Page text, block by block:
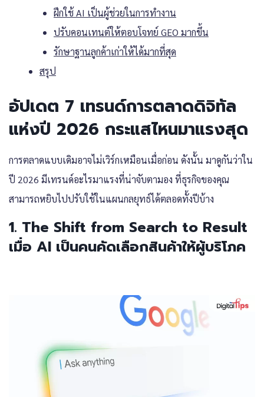
ฝึกใช้ AI เป็นผู้ช่วยในการทำงาน
ปรับคอนเทนต์ให้ตอบโจทย์ GEO มากขึ้น
รักษาฐานลูกค้าเก่าให้ได้มากที่สุด
สรุป
อัปเดต 7 เทรนด์การตลาดดิจิทัล
แห่งปี 2026 กระแสไหนมาแรงสุด
การตลาดแบบเดิมอาจไม่เวิร์กเหมือนเมื่อก่อน ดังนั้น มาดูกันว่าใน
ปี 2026 มีเทรนด์อะไรมาแรงที่น่าจับตามอง ที่ธุรกิจของคุณ
สามารถหยิบไปปรับใช้ในแผนกลยุทธ์ได้ตลอดทั้งปีบ้าง
1. The Shift from Search to Result
เมื่อ AI เป็นคนคัดเลือกสินค้าให้ผู้บริโภค